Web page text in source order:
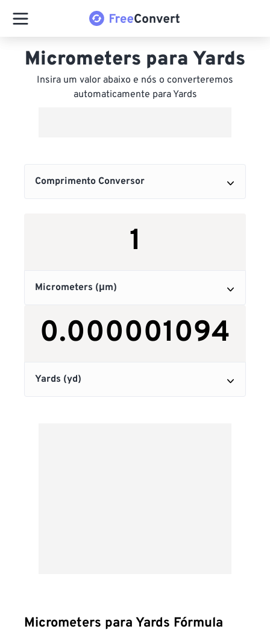
Micrometers para Yards
Insira um valor abaixo e nós o converteremos
automaticamente para Yards
Micrometers para Yards Fórmula